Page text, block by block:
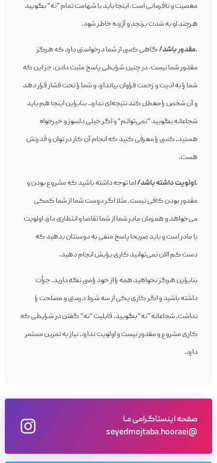
معصیت و نافرمانی است. اینجا باید با شهامت تمام “نه” بگویید
هرچند او به شدت برنجد و آزرده خاطر شود.
.مقدور باشد/گاهی کسی از شما درخواستی دارد که هرگز
مقدور شما نیست. در چنین شرایطی پاسخ مثبت دادن، جز این که
شما را به اذیت و زحمت فراوان بیاندازد و شما را تحت فشار قرار دهد
و آن شخص را معطل کند نتیجه‌ای ندارد. بنابراین اینجا هم باید
شجاعانه بگویید “نمی‌توانم” و اگر خیلی دلسوز و خیرخواه
هستید، کسی را معرفی کنید که انجام آن کار در توان و قدرتش
هست.
.اولویت داشته باشد/اما توجه داشته باشید که مشروع بودن و
مقدور بودن کافی نیست. مثلا اگر دوست شما از شما کمکی
می‌خواهد و همزمان مادر شما از شما تقاضا و انتظاری دارد اولویت
با مادر است و باید صریحا پاسخ منفی به دوستتان بدهید که
دست کم الان نمی‌توانید کاری برایش انجام دهید.
بنابراین هرگز نخواهید همه را از خود راضی نگه دارید. جرأت
داشته باشید و اگر کاری یکی از سه شرط درستی و مصلحت را
نداشت، شجاعانه “نه” بگویید. قابلیت “نه” گفتن در شرایطی که
کاری مشروع و مقدور نیست و اولویت ندارد، نیاز به تمرین مستمر
دارد.
صفحه اینستاگرامی مـا
@seyedmojtaba.hooraei